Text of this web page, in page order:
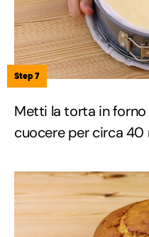
Step 7
Metti la torta in forno
cuocere per circa 40